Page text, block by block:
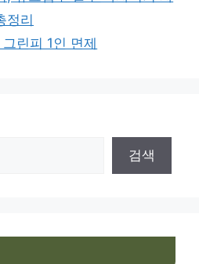
정리
린피 1인 면제
검색